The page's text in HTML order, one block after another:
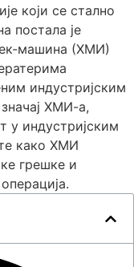
који се стално
постала је
машина (ХМИ)
индустријским
ХМИ-а,
у индустријским
како ХМИ
грешке и